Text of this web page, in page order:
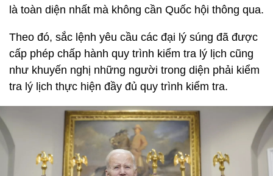
là toàn diện nhất mà không cần Quốc hội thông qua.
Theo đó, sắc lệnh yêu cầu các đại lý súng đã được
cấp phép chấp hành quy trình kiểm tra lý lịch cũng
như khuyến nghị những người trong diện phải kiểm
tra lý lịch thực hiện đầy đủ quy trình kiểm tra.